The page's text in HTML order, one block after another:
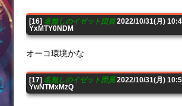
[16] 名無しのイゼット団員2022/10/31(月)
YxMTY0NDM
オーコ環境かな
[17] 名無しのイゼット団員2022/10/31(月)
YwNTMxMzQ